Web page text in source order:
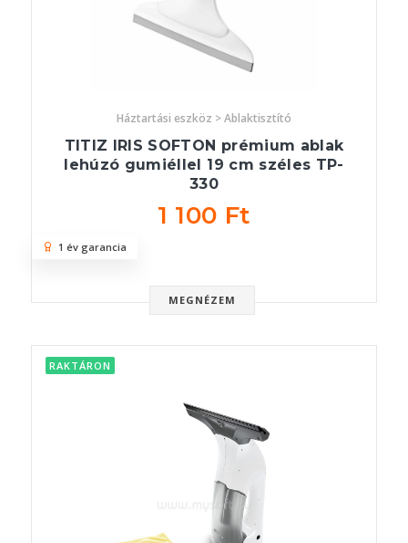
Háztartási eszköz > Ablaktisztító
TITIZ IRIS SOFTON prémium ablak
lehúzó gumiéllel 19 cm széles TP-
330
1 100 Ft
MEGNÉZEM
1 év garancia
RAKTÁRON